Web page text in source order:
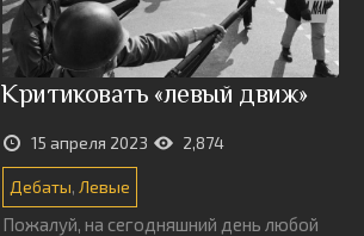
Критиковать «левый движ»
15 апреля 2023 2,874
Дебаты,Левые
Пожалуй, на сегодняшний день любой